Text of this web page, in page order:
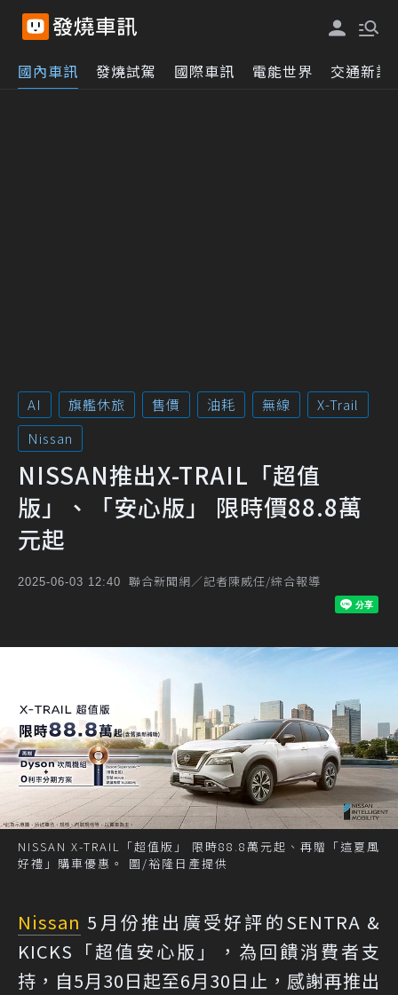
國內車訊 發燒試駕 國際車訊 電能世界 交通新訊
AI 旗艦休旅 售價 油耗 無線
X-Trail
Nissan
NISSAN推出X-TRAIL「超值
版」、「安心版」 限時價88.8萬
元起
2025-06-03 12:40 聯合新聞網／記者陳威任/綜合報導
NISSAN X-TRAIL「超值版」 限時88.8萬元起、再贈「這夏風
好禮」購車優惠。 圖/裕隆日產提供
Nissan 5月份推出廣受好評的SENTRA &
KICKS「超值安心版」，為回饋消費者支
持，自5月30日起至6月30日止，感謝再推出